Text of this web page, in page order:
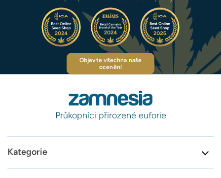
Objevte všechna naše
ocenění
Průkopníci přirozené euforie
Kategorie